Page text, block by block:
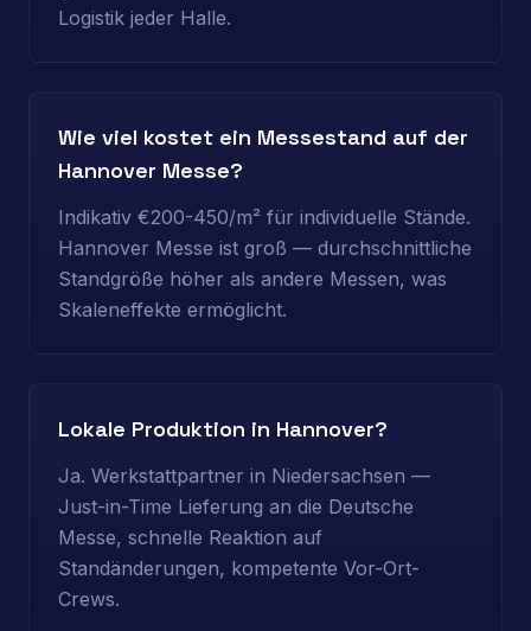
Logistik jeder Halle.
Wie viel kostet ein Messestand auf der
Hannover Messe?
Indikativ €200-450/m² für individuelle Stände.
Hannover Messe ist groß — durchschnittliche
Standgröße höher als andere Messen, was
Skaleneffekte ermöglicht.
Lokale Produktion in Hannover?
Ja. Werkstattpartner in Niedersachsen —
Just-in-Time Lieferung an die Deutsche
Messe, schnelle Reaktion auf
Standänderungen, kompetente Vor-Ort-
Crews.